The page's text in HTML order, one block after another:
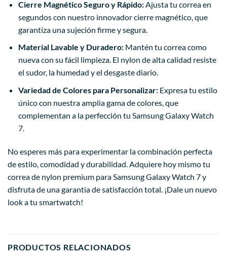
Cierre Magnético Seguro y Rápido:Ajusta tu correa en
segundos con nuestro innovador cierre magnético, que
garantiza una sujeción firme y segura.
Material Lavable y Duradero:Mantén tu correa como
nueva con su fácil limpieza. El nylon de alta calidad resiste
el sudor, la humedad y el desgaste diario.
Variedad de Colores para Personalizar:Expresa tu estilo
único con nuestra amplia gama de colores, que
complementan a la perfección tu Samsung Galaxy Watch
7.
No esperes más para experimentar la combinación perfecta
de estilo, comodidad y durabilidad. Adquiere hoy mismo tu
correa de nylon premium para Samsung Galaxy Watch 7 y
disfruta de una garantía de satisfacción total. ¡Dale un nuevo
look a tu smartwatch!
PRODUCTOS RELACIONADOS